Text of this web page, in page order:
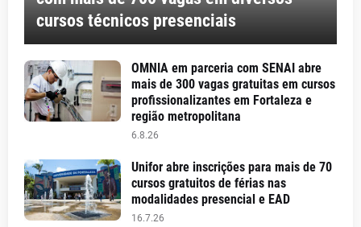
cursos técnicos presenciais
OMNIA em parceria com SENAI abre
mais de 300 vagas gratuitas em cursos
profissionalizantes em Fortaleza e
região metropolitana
6.8.26
Unifor abre inscrições para mais de 70
cursos gratuitos de férias nas
modalidades presencial e EAD
16.7.26